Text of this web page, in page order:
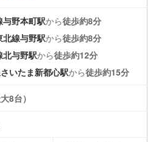
与野本町駅から徒歩約8分
北線与野駅から徒歩約8分
北与野駅から徒歩約12分
さいたま新都心駅から徒歩約15分
8台）